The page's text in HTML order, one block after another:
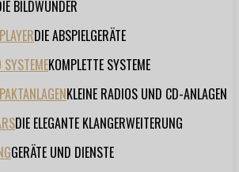
BILDWUNDER
DIE ABSPIELGERÄTE
KOMPLETTE SYSTEME
KLEINE RADIOS UND CD-ANLAGEN
DIE ELEGANTE KLANGERWEITERUNG
GERÄTE UND DIENSTE